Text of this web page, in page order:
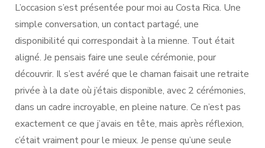
L’occasion s’est présentée pour moi au Costa Rica. Une
simple conversation, un contact partagé, une
disponibilité qui correspondait à la mienne. Tout était
aligné. Je pensais faire une seule cérémonie, pour
découvrir. Il s’est avéré que le chaman faisait une retraite
privée à la date où j’étais disponible, avec 2 cérémonies,
dans un cadre incroyable, en pleine nature. Ce n’est pas
exactement ce que j’avais en tête, mais après réflexion,
c’était vraiment pour le mieux. Je pense qu’une seule